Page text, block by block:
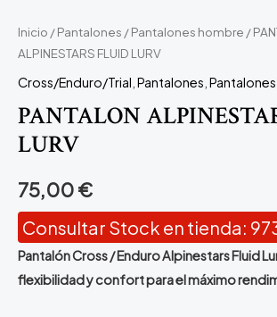
Inicio /Pantalones /Pantalones hombre /
ALPINESTARS FLUID LURV
Cross/Enduro/Trial Pantalones
PANTALON
LURV
75,00€
Consultar Stock en tienda:
Pantalón Cross / Enduro Alpinestars Fluid
flexibilidad y confort para el máximo